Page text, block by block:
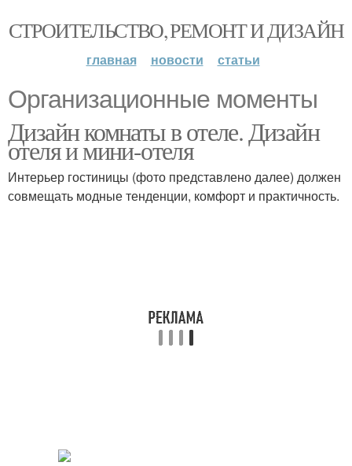
СТРОИТЕЛЬСТВО, РЕМОНТ И ДИЗАЙН
главная новости статьи
Организационные моменты
Дизайн комнаты в отеле. Дизайн
отеля и мини-отеля
Интерьер гостиницы (фото представлено далее) должен
совмещать модные тенденции, комфорт и практичность.